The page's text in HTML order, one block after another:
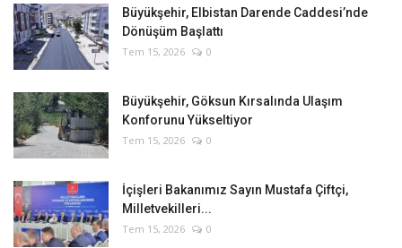
Büyükşehir, Elbistan Darende Caddesi’nde
Dönüşüm Başlattı
Tem 15, 2026 0
Büyükşehir, Göksun Kırsalında Ulaşım
Konforunu Yükseltiyor
Tem 15, 2026 0
İçişleri Bakanımız Sayın Mustafa Çiftçi,
Milletvekilleri...
Tem 15, 2026 0